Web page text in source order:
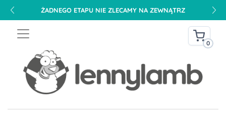
ŻADNEGO ETAPU NIE ZLECAMY NA ZEWNĄTRZ
0